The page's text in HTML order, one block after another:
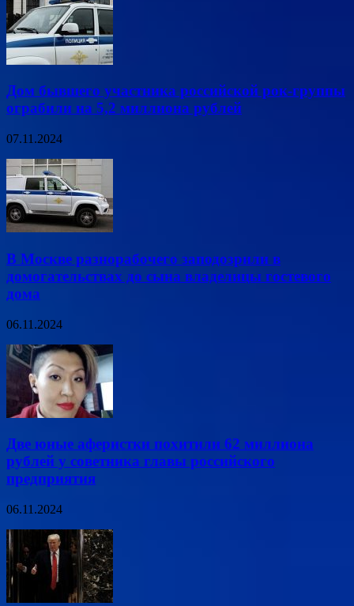
Дом бывшего участника российской рок-группы
ограбили на 5,2 миллиона рублей
07.11.2024
В Москве разнорабочего заподозрили в
домогательствах до сына владелицы гостевого
дома
06.11.2024
Две юные аферистки похитили 62 миллиона
рублей у советника главы российского
предприятия
06.11.2024